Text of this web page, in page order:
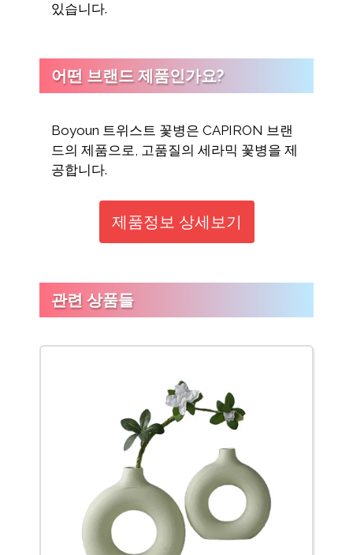
있습니다.
어떤 브랜드 제품인가요?
Boyoun 트위스트 꽃병은 CAPIRON 브랜
드의 제품으로, 고품질의 세라믹 꽃병을 제
공합니다.
제품정보 상세보기
관련 상품들